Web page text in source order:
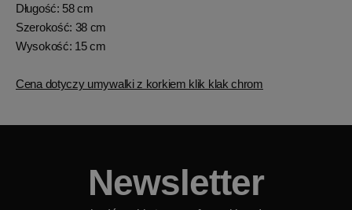
Długość: 58 cm
Szerokość: 38 cm
Wysokość: 15 cm
Cena dotyczy umywalki z korkiem klik klak chrom
Newsletter